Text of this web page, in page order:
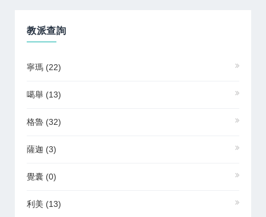
教派查詢
寧瑪 (22)
噶舉 (13)
格魯 (32)
薩迦 (3)
覺囊 (0)
利美 (13)